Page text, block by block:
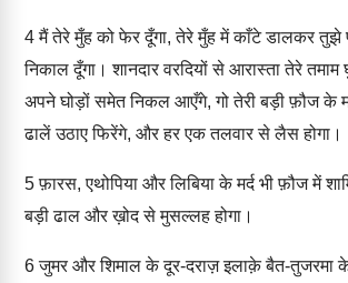
4मैं तेरे मुँह को फेर दूँगा, तेरे मुँह में काँटे डालकर तुझे
निकाल दूँगा। शानदार वरदियों से आरास्ता तेरे
अपने घोड़ों समेत निकल आएँगे, गो तेरी बड़ी फ़ौज के
ढालें उठाए फिरेंगे, और हर एक तलवार से लैस होगा।
5फ़ारस, एथोपिया और लिबिया के मर्द भी फ़ौज में
बड़ी ढाल और ख़ोद से मुसल्लह होगा।
6जुमर और शिमाल के दूर-दराज़ इलाक़े बैत-तुजरमा